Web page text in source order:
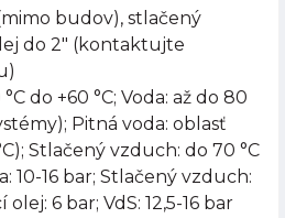
budov), stlačený
do 2" (kontaktujte
do +60 °C; Voda: až do 80
Pitná voda: oblasť
Stlačený vzduch: do 70 °C
10-16 bar; Stlačený vzduch:
6 bar; VdS: 12,5-16 bar